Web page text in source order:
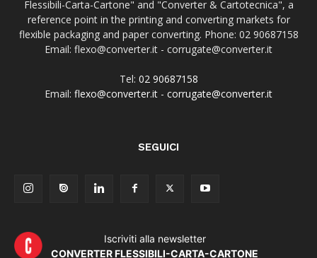
Flessibili-Carta-Cartone" and "Converter & Cartotecnica", a
reference point in the printing and converting markets for
flexible packaging and paper converting. Phone: 02 90687158
Email: flexo@converter.it - corrugate@converter.it
Tel: 02 90687158
Email: flexo@converter.it - corrugate@converter.it
SEGUICI
Iscriviti alla newsletter
CONVERTER FLESSIBILI-CARTA-CARTONE